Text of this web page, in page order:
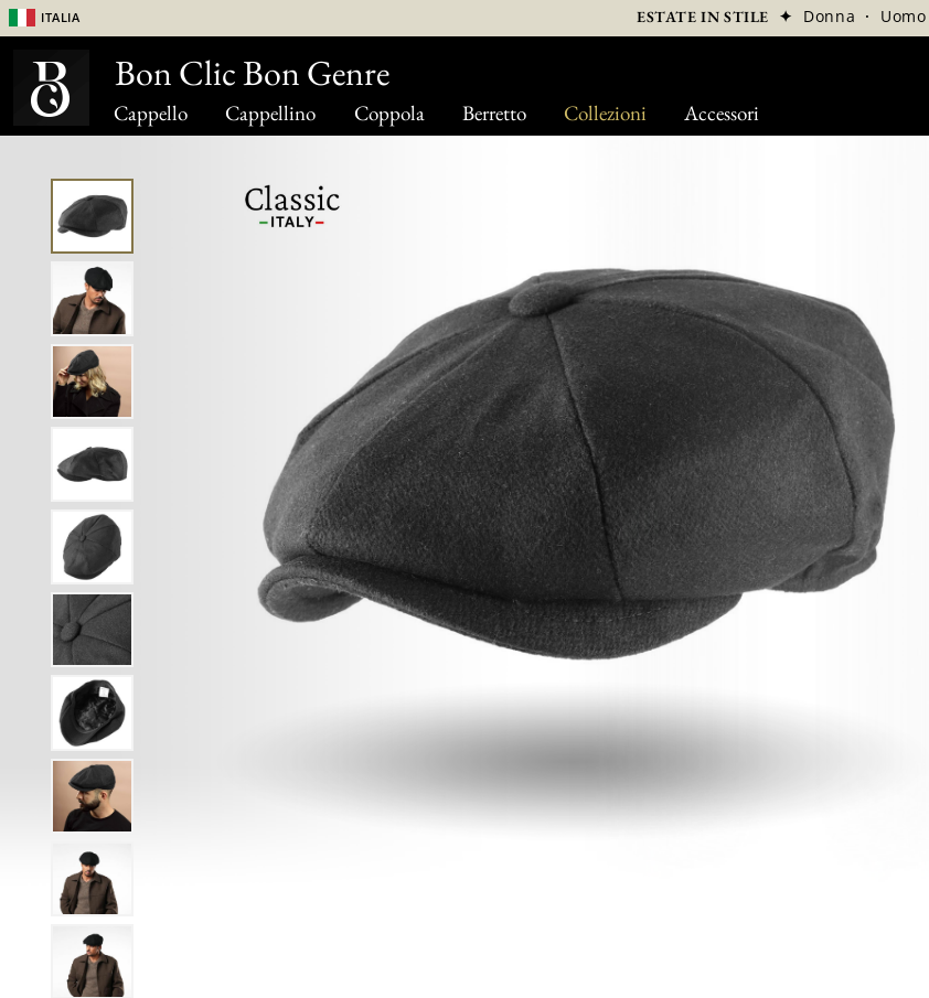
Cappello Cappellino Coppola Berretto Collezioni Accessori
Italia ESTATE IN STILE ✦ Donna · Uomo
Bon Clic Bon Genre